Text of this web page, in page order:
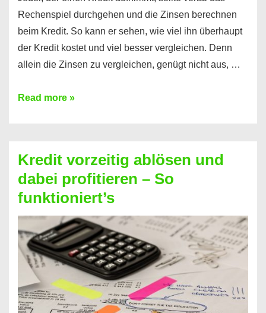
Rechenspiel durchgehen und die Zinsen berechnen
beim Kredit. So kann er sehen, wie viel ihn überhaupt
der Kredit kostet und viel besser vergleichen. Denn
allein die Zinsen zu vergleichen, genügt nicht aus, …
Ganz
Kredit
berechnen
–
Mit
diesen
Regeln!
Read more »
Kredit vorzeitig ablösen und
dabei profitieren – So
funktioniert’s